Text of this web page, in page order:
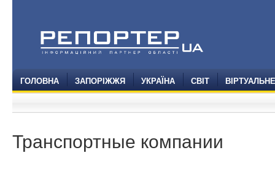
ГОЛОВНА ЗАПОРІЖЖЯ УКРАЇНА СВІТ
Транспортные компании